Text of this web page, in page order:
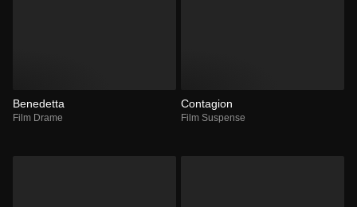
Benedetta
Film Drame
Contagion
Film Suspense